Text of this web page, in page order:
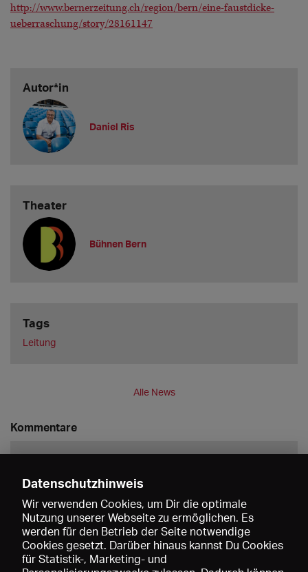
http://www.bernerzeitung.ch/region/bern/eine-faustdicke-
ueberraschung/story/28161147
Autor*in
Daniel Ris
Theater
Bühnen Bern
Tags
Leitung
Alle News
Kommentare
Speichern
Datenschutzhinweis
Wir verwenden Cookies, um Dir die optimale
Nutzung unserer Webseite zu ermöglichen. Es
werden für den Betrieb der Seite notwendige
Cookies gesetzt. Darüber hinaus kannst Du Cookies
für Statistik-, Marketing- und